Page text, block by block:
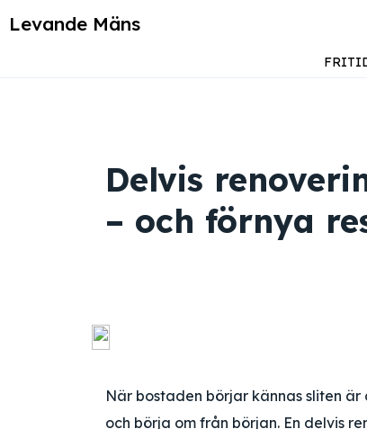
Levande Mäns
Delvis
– och förnya
När bostaden börjar kännas sliten
och börja om från början. En delvis